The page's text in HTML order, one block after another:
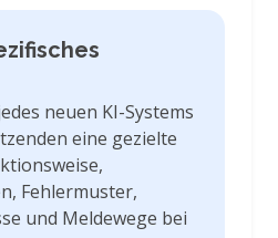
neuen KI-Systems
eine gezielte
Fehlermuster,
und Meldewege bei